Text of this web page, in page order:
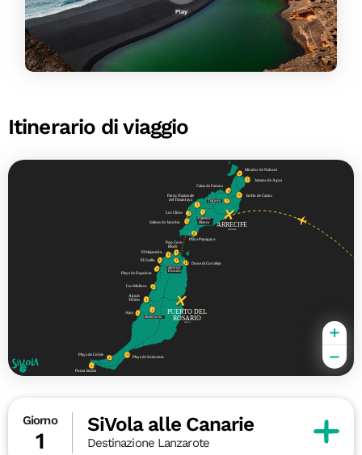
Itinerario di viaggio
Giorno
1
SiVola alle Canarie
Destinazione Lanzarote